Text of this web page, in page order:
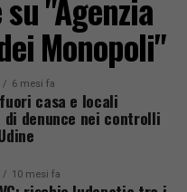
"Agenzia
Monopoli"
6 mesi fa
casa e locali
denunce nei controlli
10 mesi fa